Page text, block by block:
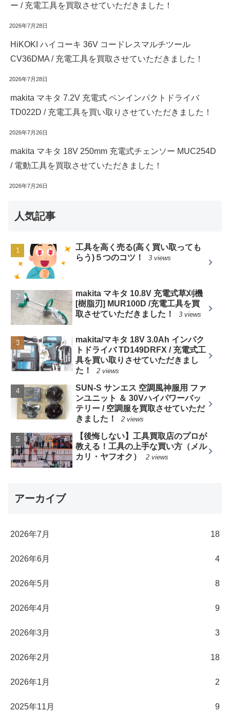
ー / 充電工具を買取させていただきました！
2026年7月28日
HiKOKI ハイコーキ 36V コードレスマルチツール
CV36DMA / 充電工具を買取させていただきました！
2026年7月28日
makita マキタ 7.2V 充電式 ペンインパクトドライバ
TD022D / 充電工具を買い取りさせていただきました！
2026年7月26日
makita マキタ 18V 250mm 充電式チェンソー MUC254D
/ 電動工具を買取させていただきました！
2026年7月26日
人気記事
工具を高く売る(高く買い取っても
らう)５つのコツ！
3 views
makita マキタ 10.8V 充電式草刈機
[樹脂刃] MUR100D /充電工具を買
取させていただきました！
3 views
makita/マキタ 18V 3.0Ah インパク
トドライバ TD149DRFX / 充電式工
具を買い取りさせていただきまし
た！
2 views
SUN-S サンエス 空調風神服用 ファ
ンユニット ＆ 30Vハイパワーバッ
テリー / 空調服を買取させていただ
きました！
2 views
【後悔しない】工具買取店のプロが
教える！工具の上手な買い方（メル
カリ・ヤフオク）
2 views
アーカイブ
2026年7月 18
2026年6月 4
2026年5月 8
2026年4月 9
2026年3月 3
2026年2月 18
2026年1月 2
2025年11月 9